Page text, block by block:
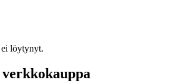
löytynyt.